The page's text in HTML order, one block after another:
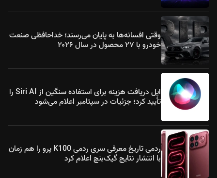
وقتی افسانه‌ها به پایان می‌رسند؛ خداحافظی صنعت
خودرو با ۲۷ محصول در سال ۲۰۲۶
اپل دریافت هزینه برای استفاده سنگین از Siri AI را
تأیید کرد؛ جزئیات در سپتامبر اعلام می‌شود
ردمی تاریخ معرفی سری ردمی K100 پرو را هم زمان
با انتشار نتایج گیک‌بنچ اعلام کرد